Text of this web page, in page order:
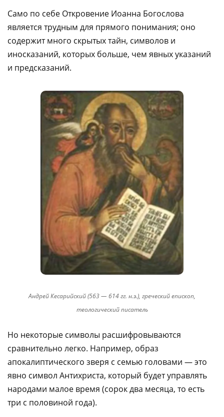
Само по себе Откровение Иоанна Богослова
является трудным для прямого понимания; оно
содержит много скрытых тайн, символов и
иносказаний, которых больше, чем явных указаний
и предсказаний.
Андрей Кесарийский (563 — 614 гг. н.э.), греческий епископ,
теологический писатель
Но некоторые символы расшифровываются
сравнительно легко. Например, образ
апокалиптического зверя с семью головами — это
явно символ Антихриста, который будет управлять
народами малое время (сорок два месяца, то есть
три с половиной года).